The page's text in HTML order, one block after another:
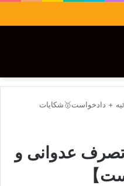
+ دادخواست🥇شکایات
تصرف عدوانی و
】